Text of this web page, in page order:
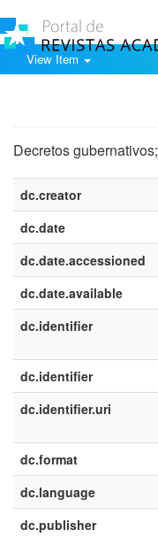
View Item
Decretos gubernativos;
dc.creator
dc.date
dc.date.accessioned
dc.date.available
dc.identifier
dc.identifier
dc.identifier.uri
dc.format
dc.language
dc.publisher